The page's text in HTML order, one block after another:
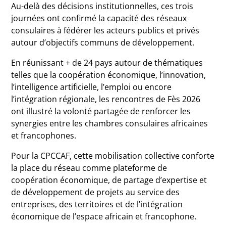
Au-delà des décisions institutionnelles, ces trois
journées ont confirmé la capacité des réseaux
consulaires à fédérer les acteurs publics et privés
autour d’objectifs communs de développement.
En réunissant + de 24 pays autour de thématiques
telles que la coopération économique, l’innovation,
l’intelligence artificielle, l’emploi ou encore
l’intégration régionale, les rencontres de Fès 2026
ont illustré la volonté partagée de renforcer les
synergies entre les chambres consulaires africaines
et francophones.
Pour la CPCCAF, cette mobilisation collective conforte
la place du réseau comme plateforme de
coopération économique, de partage d’expertise et
de développement de projets au service des
entreprises, des territoires et de l’intégration
économique de l’espace africain et francophone.